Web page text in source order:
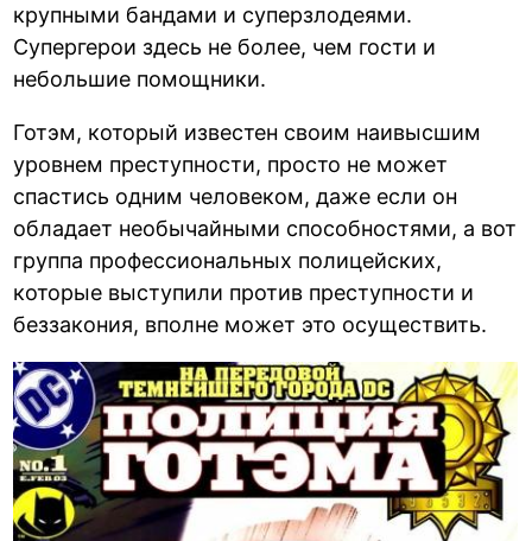
крупными бандами и суперзлодеями.
Супергерои здесь не более, чем гости и
небольшие помощники.
Готэм, который известен своим наивысшим
уровнем преступности, просто не может
спастись одним человеком, даже если он
обладает необычайными способностями, а вот
группа профессиональных полицейских,
которые выступили против преступности и
беззакония, вполне может это осуществить.